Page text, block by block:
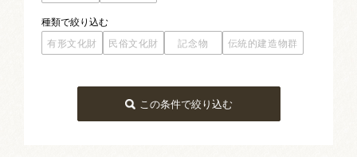
種類で絞り込む
有形文化財
民俗文化財 記念物 伝統的建造物群
絵画 彫刻 工芸品 書跡
古文書
考古資料 歴史資料
無形民俗文化財
有形民俗文化財
史跡・名勝
史跡・名勝・天然記念物
名勝
名勝・天然記念物 天然記念物
この条件で絞り込む